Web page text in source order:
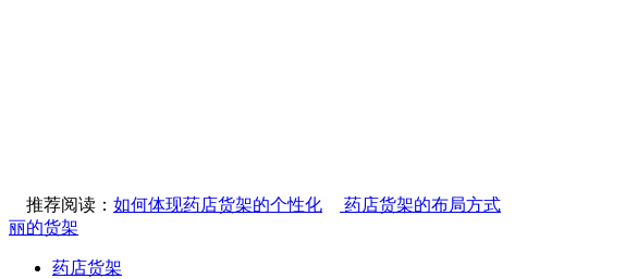
推荐阅读： 如何体现药店货架的个性化
药店货架的布局方式
丽的货架
药店货架